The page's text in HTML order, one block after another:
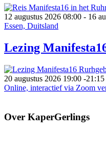
12 augustus 2026 08:00 - 16
Essen, Duitsland
Lezing
20 augustus 2026 19:00 -21:15
Online, interactief via Zoom
Over KaperGerlings